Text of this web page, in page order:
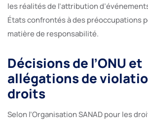
les réalités de l’attribution
États confrontés à des préoccupations
matière de responsabilité.
Décisions de l’ONU et
allégations de
droits
Selon l’Organisation SANAD pour les